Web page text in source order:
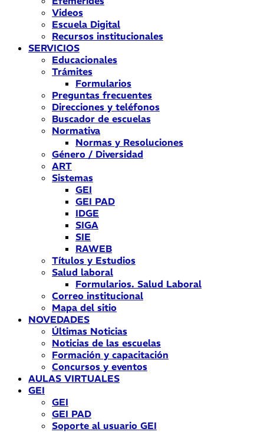
Videos
Escuela Digital
Recursos institucionales
SERVICIOS
Educacionales
Trámites
Formularios
Preguntas frecuentes
Direcciones y teléfonos
Buscador de escuelas
Normativa
Normas y Resoluciones
Género / Diversidad
ART
Sistemas
GEI
GEI PAD
IDGE
SIGA
SIE
RAWEB
Títulos y Estudios
Salud laboral
Formularios. Salud Laboral
Correo institucional
Mapa del sitio
NOVEDADES
Últimas Noticias
Noticias de las escuelas
Formación y capacitación
Concursos y eventos
AULAS VIRTUALES
GEI
GEI
GEI PAD
Soporte al usuario GEI